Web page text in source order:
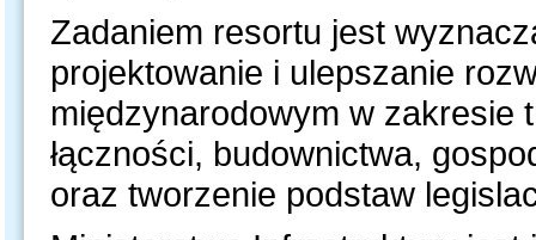
Zadaniem resortu jest
projektowanie i ulepszanie
międzynarodowym w zakresie
łączności, budownictwa,
oraz tworzenie podstaw